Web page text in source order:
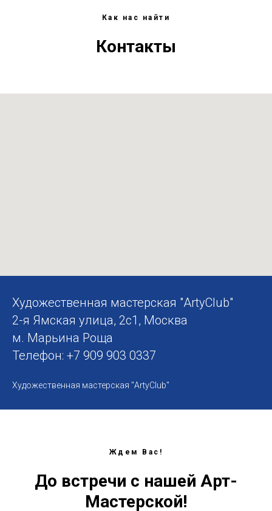
Как нас найти
Контакты
Художественная мастерская "ArtyClub"
2-я Ямская улица, 2с1, Москва
м. Марьина Роща
Телефон: +7 909 903 0337
Художественная мастерская "ArtyClub"
Ждем Вас!
До встречи с нашей Арт-
Мастерской!